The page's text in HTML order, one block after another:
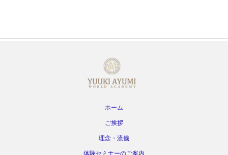
ホーム
ご挨拶
理念・流儀
体験セミナーのご案内